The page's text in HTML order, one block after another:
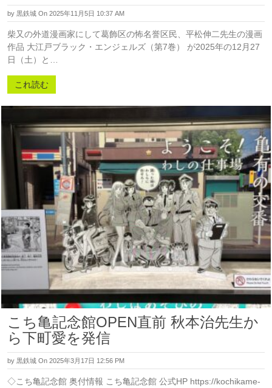
by 黒鉄城 On 2025年11月5日 10:37 AM
柴又の外道漫画家にして葛飾区の怖名誉区民、平松伸二先生の漫画
作品 大江戸ブラック・エンジェルズ（第7巻） が2025年の12月27
日（土）と…
これ読む
こち亀記念館OPEN直前 秋本治先生か
ら下町愛を発信
by 黒鉄城 On 2025年3月17日 12:56 PM
◇こち亀記念館 奥付情報 こち亀記念館 公式HP https://kochikame-